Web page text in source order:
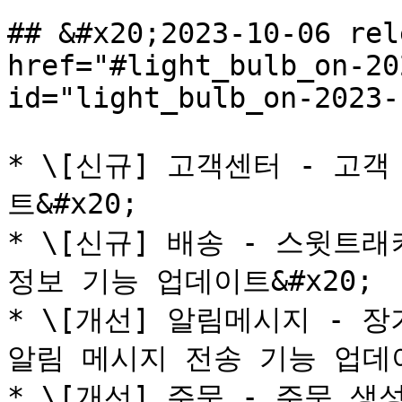
## &#x20;2023-10-06
href="#light_bulb_on-
id="light_bulb_on-
* \[신규] 고객센터 - 고객
트&#x20;
* \[신규] 배송 - 스윗트래
정보 기능 업데이트&#x20;
* \[개선] 알림메시지 - 장
알림 메시지 전송 기능 업데